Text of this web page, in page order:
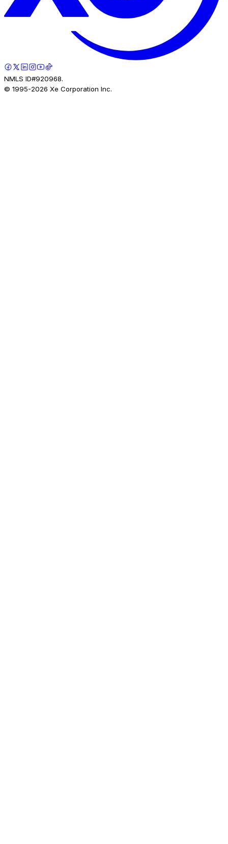
NMLS ID#920968.
© 1995-2026 Xe Corporation Inc.